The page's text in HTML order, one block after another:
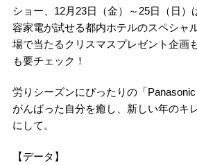
ショー、12月23日（金）～25日（日）
容家電が試せる都内ホテルのスペシャ
場で当たるクリスマスプレゼント企画
も要チェック！
労りシーズンにぴったりの「
がんばった自分を癒し、新しい年のキ
にして。
【データ】